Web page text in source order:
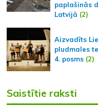
paplašinās
Latvijā (2)
Aizvadīts
pludmales
4. posms(2)
Saistītie raksti